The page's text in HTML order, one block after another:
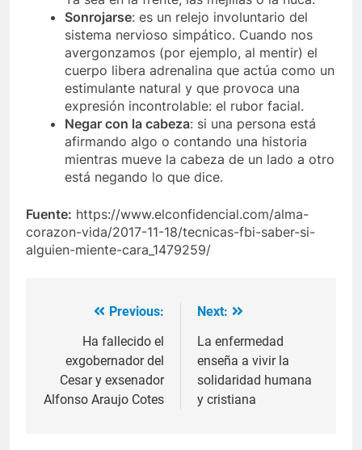
Sonrojarse: es un relejo involuntario del
sistema nervioso simpático. Cuando nos
avergonzamos (por ejemplo, al mentir) el
cuerpo libera adrenalina que actúa como un
estimulante natural y que provoca una
expresión incontrolable: el rubor facial.
Negar con la cabeza: si una persona está
afirmando algo o contando una historia
mientras mueve la cabeza de un lado a otro
está negando lo que dice.
Fuente: https://www.elconfidencial.com/alma-
corazon-vida/2017-11-18/tecnicas-fbi-saber-si-
alguien-miente-cara_1479259/
Navegación
entradas
Previous:
Ha fallecido el
exgobernador del
Cesar y exsenador
Alfonso Araujo Cotes
Next:
La enfermedad
enseña a vivir la
solidaridad humana
y cristiana